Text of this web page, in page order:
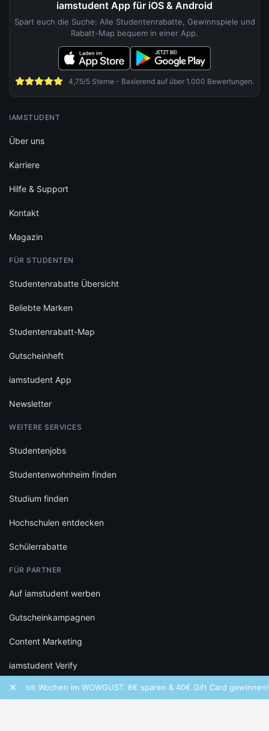
×
Wolt Wochen im WOWGUST: 8€ sparen & 40€ Gift Card gewinnen!
iamstudent App für iOS & Android
Spart euch die Suche: Alle Studentenrabatte, Gewinnspiele und
Rabatt-Map bequem in einer App.
4,75/5 Sterne - Basierend auf über 1.000 Bewertungen.
IAMSTUDENT
Über uns
Karriere
Hilfe & Support
Kontakt
Magazin
FÜR STUDENTEN
Studentenrabatte Übersicht
Beliebte Marken
Studentenrabatt-Map
Gutscheinheft
iamstudent App
Newsletter
WEITERE SERVICES
Studentenjobs
Studentenwohnheim finden
Studium finden
Hochschulen entdecken
Schülerrabatte
FÜR PARTNER
Auf iamstudent werben
Gutscheinkampagnen
Content Marketing
iamstudent Verify